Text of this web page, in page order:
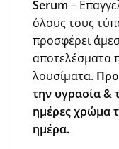
Serum –
όλους τους
προσφέρει
αποτελέσματα
λουσίματα.
την υγρασία &
ημέρες χρώμα
ημέρα.